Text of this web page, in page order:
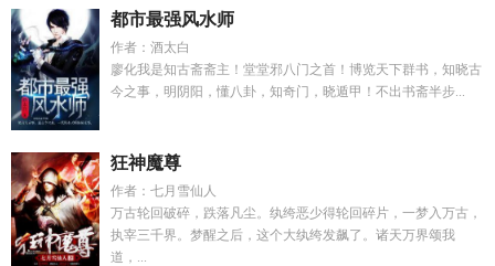
都市最强风水师
作者：酒太白
廖化我是知古斋斋主！堂堂邪八门之首！博览天下群书，知晓古
今之事，明阴阳，懂八卦，知奇门，晓遁甲！不出书斋半步...
狂神魔尊
作者：七月雪仙人
万古轮回破碎，跌落凡尘。纨绔恶少得轮回碎片，一梦入万古，
执宰三千界。梦醒之后，这个大纨绔发飙了。诸天万界颂我
道，...